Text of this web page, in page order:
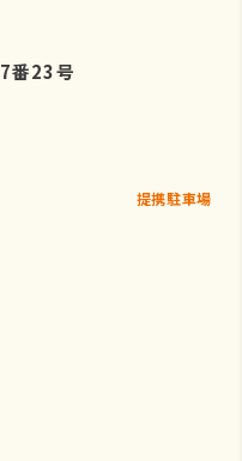
番23号
提携駐車場